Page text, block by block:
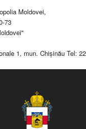
Moldovei,
73
1, mun. Chişinău Tel: